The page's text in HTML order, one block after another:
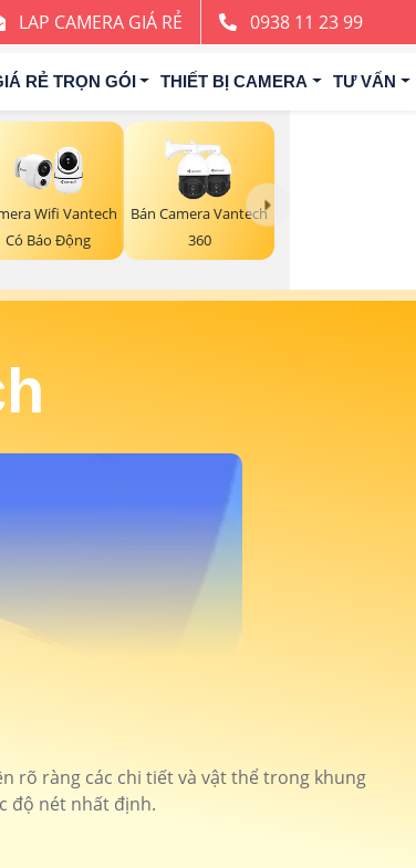
LAP CAMERA GIÁ RẺ 0938 11 23 99
RẺ TRỌN GÓI THIẾT BỊ CAMERA TƯ VẤN
Wifi Vantech
Có Báo Động
Bán Camera Vantech
360
rõ ràng các chi tiết và vật thể trong khung
độ nét nhất định.